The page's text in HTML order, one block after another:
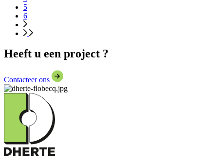
5
6
Heeft u een project ?
Contacteer ons